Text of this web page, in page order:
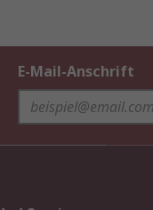
E-Mail-Anschrift